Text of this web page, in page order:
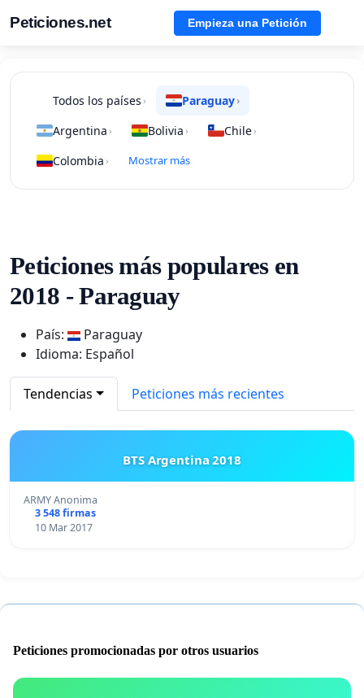
Peticiones.net Empieza una Petición
Todos los países › Paraguay›
Argentina › Bolivia › Chile›
Colombia › Mostrar más
Peticiones más populares en
2018 - Paraguay
País:
Paraguay
Idioma: Español
Tendencias Peticiones más recientes
BTS Argentina 2018
ARMY Anonima
3 548 firmas
10 Mar 2017
Peticiones promocionadas por otros usuarios